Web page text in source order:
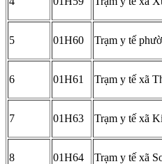
5 01H60 Trạm y tế
6 01H61 Trạm y tế xã
7 01H63 Trạm y tế xã
8 01H64 Trạm y tế xã